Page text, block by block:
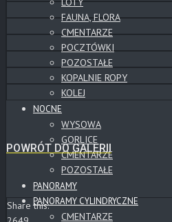
FAUNA, FLORA
CMENTARZE
POCZTÓWKI
POZOSTAŁE
KOPALNIE ROPY
KOLEJ
NOCNE
WYSOWA
GORLICE
CMENTARZE
POZOSTAŁE
PANORAMY
PANORAMY CYLINDRYCZNE
CMENTARZE
POWRÓT DO GALERII
Share this: